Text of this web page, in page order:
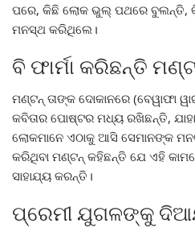
ପରେ, କିଛି ଲୋକ ଭୁଲ୍ ପଥରେ ବୁଲନ୍ତି,
ମନସ୍ଥ କରିଥିଲେ।
ବି ଫାର୍ମା କରିଛନ୍ତି
ମଣ୍ଟନ୍ ତାଙ୍କ ଦୋକାନରେ (ବେୱାଫା
କବିତାର ପୋଷ୍ଟର ମଧ୍ୟ ରଖିଛନ୍ତି,
ଲୋକମାନେ ଏଠାକୁ ଆସି ସେମାନଙ୍କ
କରିଥିବା ମଣ୍ଟନ୍ କହିଛନ୍ତି ଯେ ଏହି
ସାହାଯ୍ୟ କରନ୍ତି।
ପ୍ରେମୀ ଯୁଗଳଙ୍କୁ